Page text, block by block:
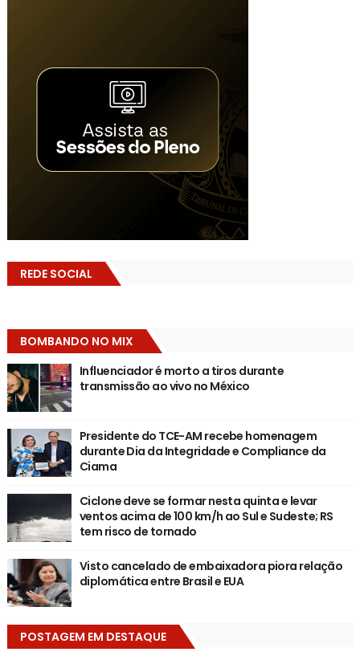
REDE SOCIAL
BOMBANDO NO MIX
Influenciador é morto a tiros durante
transmissão ao vivo no México
Presidente do TCE-AM recebe homenagem
durante Dia da Integridade e Compliance da
Ciama
Ciclone deve se formar nesta quinta e levar
ventos acima de 100 km/h ao Sul e Sudeste; RS
tem risco de tornado
Visto cancelado de embaixadora piora relação
diplomática entre Brasil e EUA
POSTAGEM EM DESTAQUE